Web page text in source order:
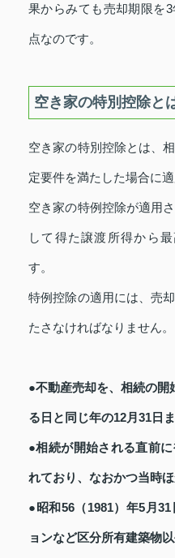
果からみても売却期限を
点なのです。
空き家の特別控除と
空き家の特別控除とは、
定要件を満たした場合に
空き家の特例控除が適用
して得た譲渡所得から
す。
特例控除の適用には、売
たさなければなりません。
●不動産売却を、相続の
る日と同じ年の12月31日
●相続が開始される直前
れており、なおかつ当時
●昭和56（1981）年5月
ョンなど区分所有建築物